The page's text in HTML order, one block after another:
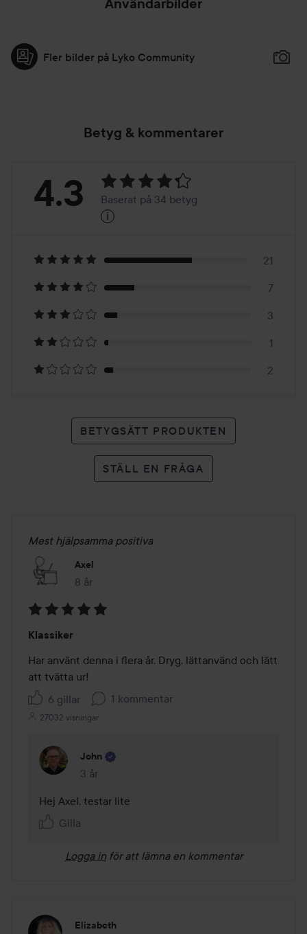
Användarbilder
Fler bilder på Lyko Community
Betyg & kommentarer
Betyg:
Baserat
på
34
betyg
4.3 Baserat på 34 betyg
i
21
7
3
1
2
BETYGSÄTT PRODUKTEN
STÄLL EN FRÅGA
Mest hjälpsamma positiva
Axel
8 år
Inlägget skapades 8 år
5
av
5
Klassiker
Har använt denna i flera år. Dryg, lättanvänd och lätt
att tvätta ur!
6 gillar
1 kommentar
27032 visningar
John
3 år
Kommentaren lades 3 år
Hej Axel, testar lite
Gilla
Logga in för att lämna en kommentar
Elizabeth